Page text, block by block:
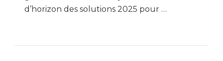
d’horizon des solutions 2025 pour …